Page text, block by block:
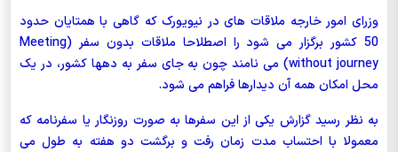
وزرای امور خارجه ملاقات های در نیویورک که گاهی با همتایان حدود
50 کشور برگزار می شود را اصطلاحا ملاقات بدون سفر (
Meeting
without journey) می نامند چون به جای سفر به دهها کشور، در یک
محل امکان همه آن دیدارها فراهم می شود.
به نظر رسید گزارش یکی از این سفرها به صورت روزنگار یا سفرنامه که
معمولا با احتساب مدت زمان رفت و برگشت دو هفته به طول می